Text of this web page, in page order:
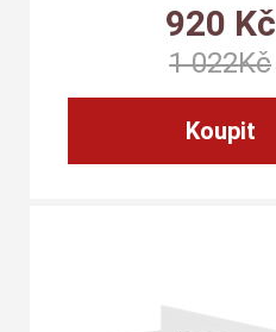
920 Kč
1 022Kč